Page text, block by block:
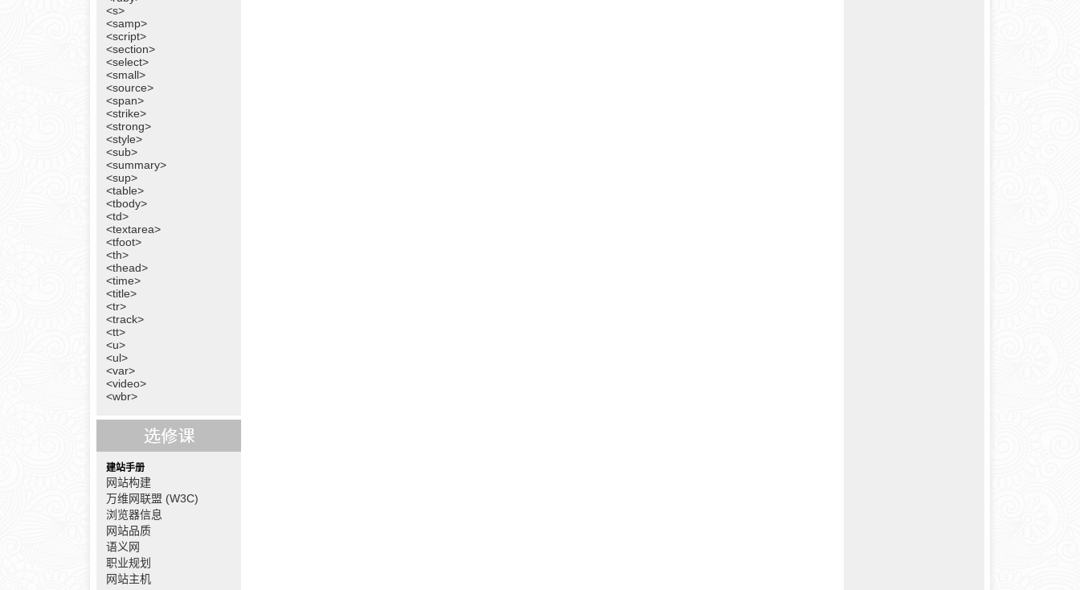
<s>
<samp>
<script>
<section>
<select>
<small>
<source>
<span>
<strike>
<strong>
<style>
<sub>
<summary>
<sup>
<table>
<tbody>
<td>
<textarea>
<tfoot>
<th>
<thead>
<time>
<title>
<tr>
<track>
<tt>
<u>
<ul>
<var>
<video>
<wbr>
建站手册
网站构建
万维网联盟 (W3C)
浏览器信息
网站品质
语义网
职业规划
网站主机